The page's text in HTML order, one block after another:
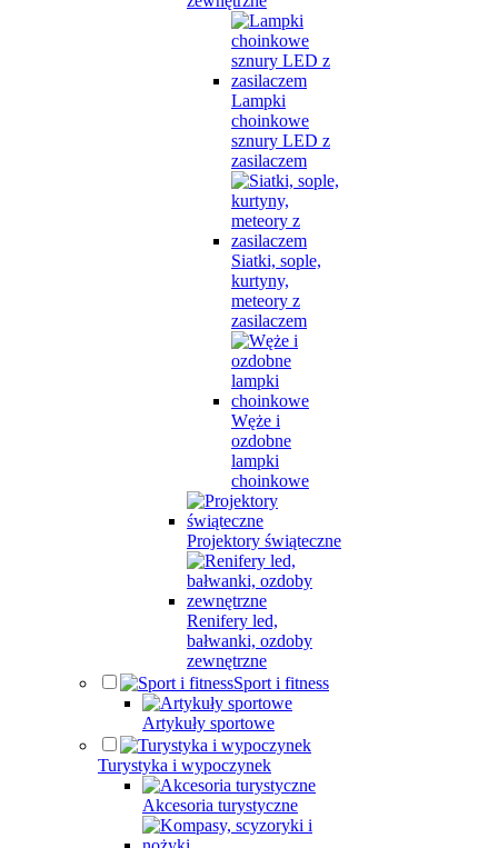
Lampki
choinkowe
sznury LED z
zasilaczem
Siatki, sople,
kurtyny,
meteory z
zasilaczem
Węże i
ozdobne
lampki
choinkowe
Projektory świąteczne
Renifery led,
bałwanki, ozdoby
zewnętrzne
Sport i fitness
Artykuły sportowe
Turystyka i wypoczynek
Akcesoria turystyczne